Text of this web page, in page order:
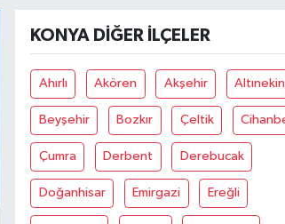
KONYA DIĞER İLÇELER
Ahırlı Akören Akşehir Altınekin
Beyşehir Bozkır Çeltik
Çumra Derbent Derebucak
Doğanhisar Emirgazi Ereğli